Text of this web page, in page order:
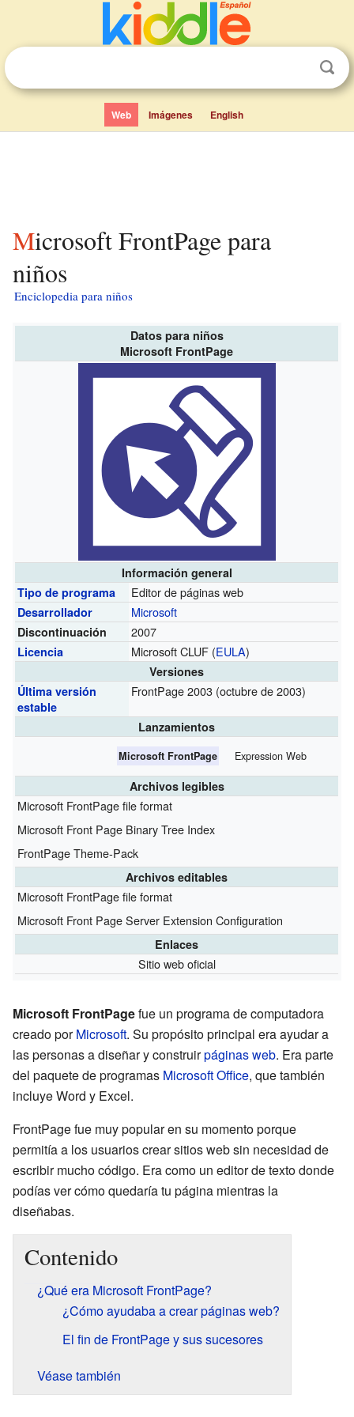
Web Imágenes English
Microsoft FrontPage para
niños
Enciclopedia para niños
Datos para niños
Microsoft FrontPage
Información general
Tipo de programa
Editor de páginas web
Desarrollador Microsoft
Discontinuación 2007
Licencia Microsoft CLUF (EULA)
Versiones
Última versión
estable
FrontPage 2003 (octubre de 2003)
Lanzamientos
Microsoft FrontPage Expression Web
Archivos legibles
Microsoft FrontPage file format
Microsoft Front Page Binary Tree Index
FrontPage Theme-Pack
Archivos editables
Microsoft FrontPage file format
Microsoft Front Page Server Extension Configuration
Enlaces
Sitio web oficial
Microsoft FrontPagefue un programa de computadora
creado porMicrosoft. Su propósito principal era ayudar a
las personas a diseñar y construirpáginas web. Era parte
del paquete de programas Microsoft Office, que también
incluye Word y Excel.
FrontPage fue muy popular en su momento porque
permitía a los usuarios crear sitios web sin necesidad de
escribir mucho código. Era como un editor de texto donde
podías ver cómo quedaría tu página mientras la
diseñabas.
Contenido
¿Qué era Microsoft FrontPage?
¿Cómo ayudaba a crear páginas web?
El fin de FrontPage y sus sucesores
Véase también